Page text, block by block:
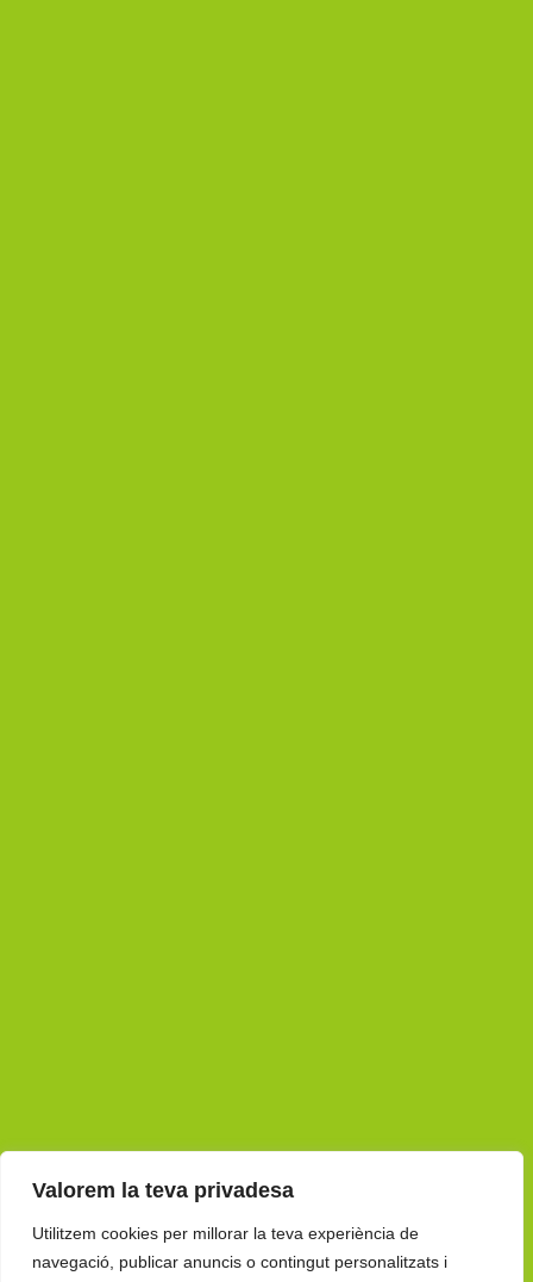
Valorem la teva privadesa
Utilitzem cookies per millorar la teva experiència de
navegació, publicar anuncis o contingut personalitzats i